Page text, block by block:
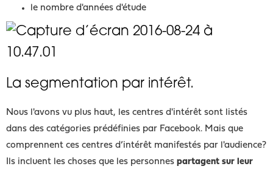
le nombre d'années d'étude
La segmentation par intérêt.
Nous l'avons vu plus haut, les centres d'intérêt sont listés
dans des catégories prédéfinies par Facebook. Mais que
comprennent ces centres d’intérêt manifestés par l'audience?
Ils incluent les choses que les personnes partagent sur leur